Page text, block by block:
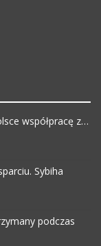
współpracę z…
Sybiha
podczas